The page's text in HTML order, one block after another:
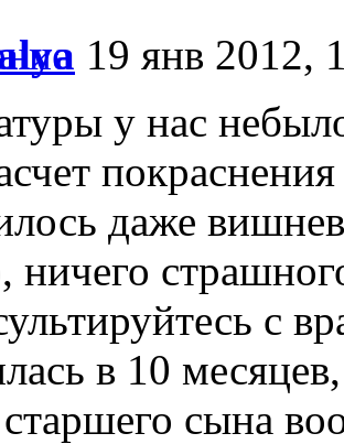
19 янв 2012,
у нас
даже
с
в 10
сына